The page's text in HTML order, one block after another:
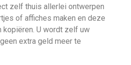
zelf thuis allerlei ontwerpen
of affiches maken en deze
kopiëren. U wordt zelf uw
extra geld meer te